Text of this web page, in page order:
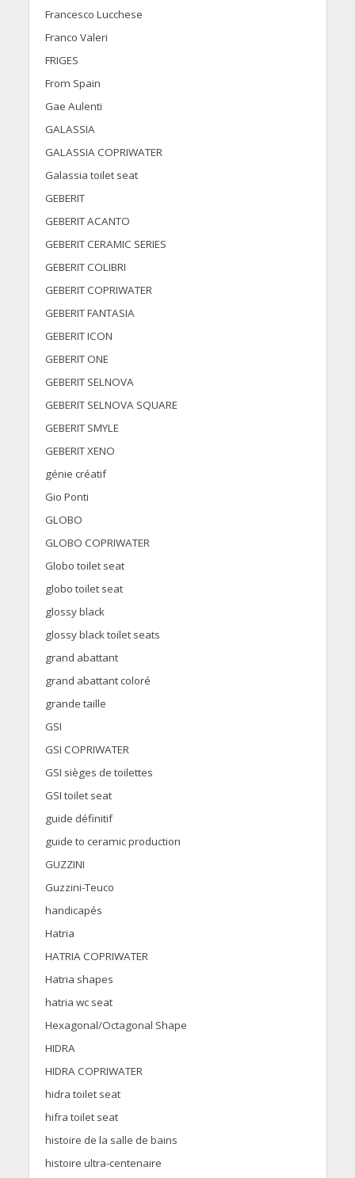
Francesco Lucchese
Franco Valeri
FRIGES
From Spain
Gae Aulenti
GALASSIA
GALASSIA COPRIWATER
Galassia toilet seat
GEBERIT
GEBERIT ACANTO
GEBERIT CERAMIC SERIES
GEBERIT COLIBRI
GEBERIT COPRIWATER
GEBERIT FANTASIA
GEBERIT ICON
GEBERIT ONE
GEBERIT SELNOVA
GEBERIT SELNOVA SQUARE
GEBERIT SMYLE
GEBERIT XENO
génie créatif
Gio Ponti
GLOBO
GLOBO COPRIWATER
Globo toilet seat
globo toilet seat
glossy black
glossy black toilet seats
grand abattant
grand abattant coloré
grande taille
GSI
GSI COPRIWATER
GSI sièges de toilettes
GSI toilet seat
guide définitif
guide to ceramic production
GUZZINI
Guzzini-Teuco
handicapés
Hatria
HATRIA COPRIWATER
Hatria shapes
hatria wc seat
Hexagonal/Octagonal Shape
HIDRA
HIDRA COPRIWATER
hidra toilet seat
hifra toilet seat
histoire de la salle de bains
histoire ultra-centenaire